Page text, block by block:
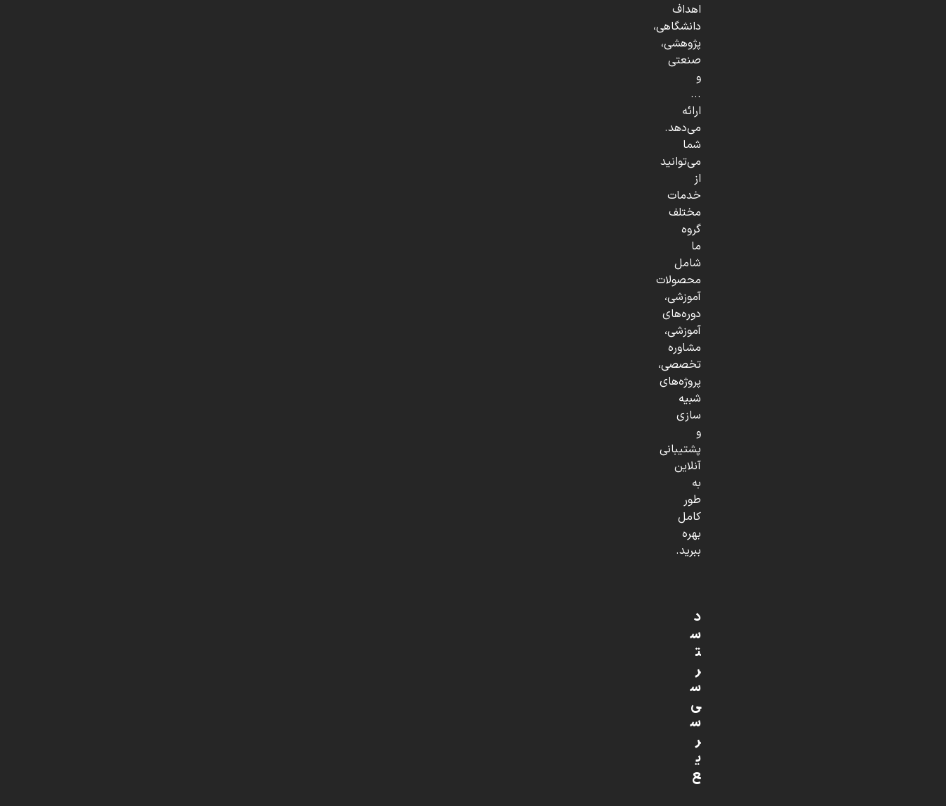
اهداف
دانشگاهی،
پژوهشی،
صنعتی
و
...
ارائه
می‌دهد.
شما
می‌توانید
از
خدمات
مختلف
گروه
ما
شامل
محصولات
آموزشی،
دوره‌های
آموزشی،
مشاوره
تخصصی،
پروژه‌های
شبیه
سازی
و
پشتیبانی
آنلاین
به
طور
کامل
بهره
ببرید.
د
س
ت
ر
س
ی
س
ر
ی
ع